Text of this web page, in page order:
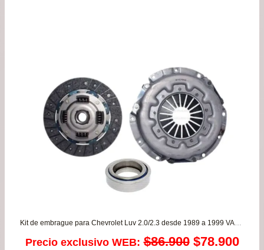
hasta
$103.990
Kit de embrague para Chevrolet Luv 2.0/2.3 desde 1989 a 1999 VALEO
Precio exclusivo WEB: $86.900 El
$78.900El